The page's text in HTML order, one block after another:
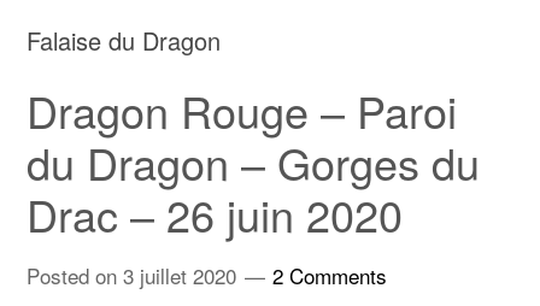
Falaise du Dragon
Dragon Rouge – Paroi
du Dragon – Gorges du
Drac – 26 juin 2020
Posted on3 juillet 2020 2 Comments